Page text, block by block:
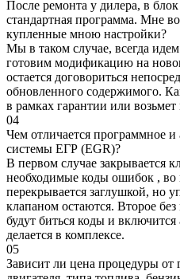
После ремонта у дилера, в
стандартная программа. Мне
купленные мною настройки?
Мы в таком случае, всегда
готовим модификацию на
остается договориться
обновленного содержимого.
в рамках гарантии или
04
Чем отличается программное
системы ЕГР (EGR)?
В первом случае закрывается
необходимые коды ошибок , во
перекрывается заглушкой, но
клапаном остаются. Второе
будут биться коды и
делается в комплексе.
05
Зависит ли цена процедуры